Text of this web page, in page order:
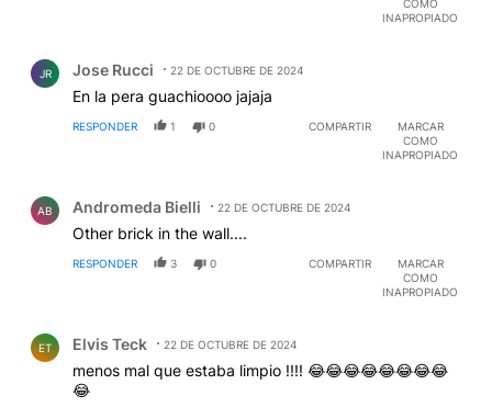
COMO
INAPROPIADO
JR Jose Rucci 22 DE OCTUBRE DE 2024
En la pera guachioooo jajaja
RESPONDER 1 0 COMPARTIR
MARCAR
COMO
INAPROPIADO
AB Andromeda Bielli 22 DE OCTUBRE DE 2024
Other brick in the wall....
RESPONDER 3 0 COMPARTIR
MARCAR
COMO
INAPROPIADO
ET Elvis Teck 22 DE OCTUBRE DE 2024
menos mal que estaba limpio !!!! 😂😂😂😂😂😂😂😂
😂